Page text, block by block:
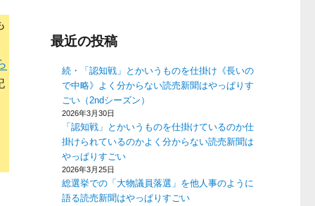
最近の投稿
続・「認知戦」とかいうものを仕掛け《長いの
で中略》よく分からない読売新聞はやっぱりす
ごい（2ndシーズン）
2026年3月30日
「認知戦」とかいうものを仕掛けているのか仕
掛けられているのかよく分からない読売新聞は
やっぱりすごい
2026年3月25日
総選挙での「大物議員落選」を他人事のように
語る読売新聞はやっぱりすごい